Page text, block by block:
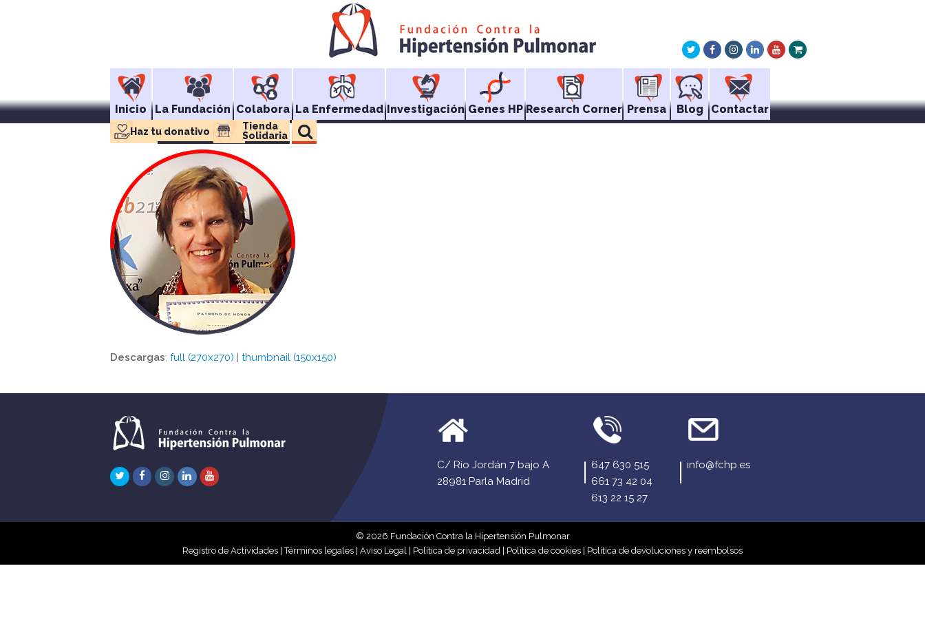
TwitterFacebookInstagram
LinkedInYoutube
Xing
Inicio La Fundación Colabora La Enfermedad Investigación Genes HP Research Corner Prensa Blog Contactar
Haz tu donativo
Tienda
Solidaria
Descargas: full (270x270) | thumbnail (150x150)
TwitterFacebook
Instagram
LinkedInYoutube
C/ Río Jordán 7 bajo A
28981 Parla Madrid
647 630 515
661 73 42 04
613 22 15 27
info@fchp.es
© 2026 Fundación Contra la Hipertensión Pulmonar
Registro de Actividades |Términos legales Aviso Legal Política de privacidad Política de cookies Política de devoluciones y reembolsos